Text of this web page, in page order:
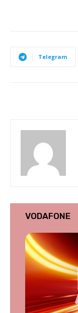
Telegram
VODAFONE